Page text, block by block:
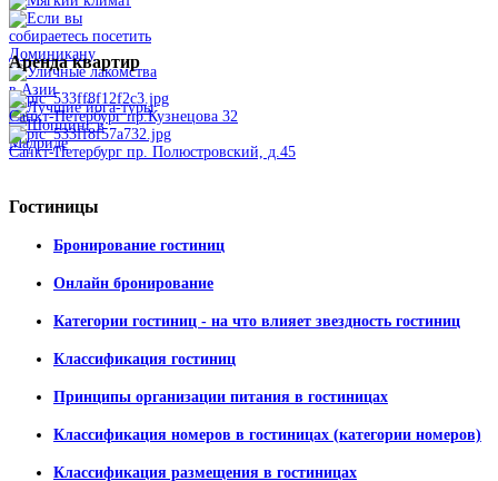
Арендаквартир
Санкт-Петербург пр.Кузнецова 32
Санкт-Петербург пр. Полюстровский, д.45
Гостиницы
Бронирование гостиниц
Онлайн бронирование
Категории гостиниц - на что влияет звездность гостиниц
Классификация гостиниц
Принципы организации питания в гостиницах
Классификация номеров в гостиницах (категории номеров)
Классификация размещения в гостиницах